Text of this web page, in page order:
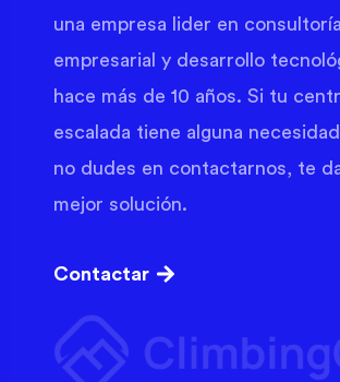
una empresa lider en consultoría
empresarial y desarrollo
hace más de 10 años. Si tu
escalada tiene alguna
no dudes en contactarnos, te
mejor solución.
Contactar